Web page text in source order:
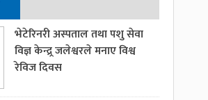
भेटेरिनरी अस्पताल तथा पशु सेवा
विज्ञ केन्द्र्र जलेश्वरले मनाए विश्व
रेविज दिवस